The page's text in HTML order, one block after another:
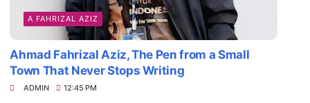
A FAHRIZAL AZIZ
Ahmad Fahrizal Aziz, The Pen from a Small
Town That Never Stops Writing
ADMIN 12:45 PM